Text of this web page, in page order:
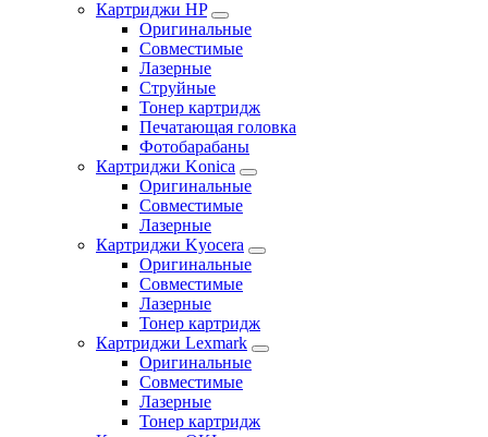
Картриджи HP
Оригинальные
Совместимые
Лазерные
Струйные
Тонер картридж
Печатающая головка
Фотобарабаны
Картриджи Konica
Оригинальные
Совместимые
Лазерные
Картриджи Kyocera
Оригинальные
Совместимые
Лазерные
Тонер картридж
Картриджи Lexmark
Оригинальные
Совместимые
Лазерные
Тонер картридж